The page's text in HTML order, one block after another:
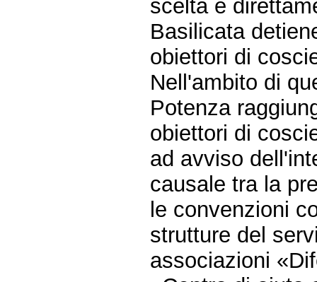
scelta è
Basilicata
obiettori di
Nell'ambito di
Potenza
obiettori di
ad avviso
causale tra la
le convenzioni
strutture del
associazioni